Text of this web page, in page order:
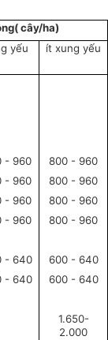
cây/ha)
yếu ít xung yếu
- 960
- 960
- 960
- 960
- 640
- 640
800 - 960
800 - 960
800 - 960
800 - 960
600 - 640
600 - 640
1.650-
2.000